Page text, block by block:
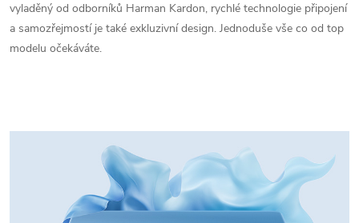
vyladěný od odborníků Harman Kardon, rychlé technologie připojení
a samozřejmostí je také exkluzivní design. Jednoduše vše co od top
modelu očekáváte.